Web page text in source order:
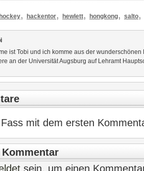
, hackentor, hewlett, hongkong, salto,
ist Tobi und ich komme aus der
an der Universität Augsburg auf Lehramt
mit dem ersten
sein, um einen